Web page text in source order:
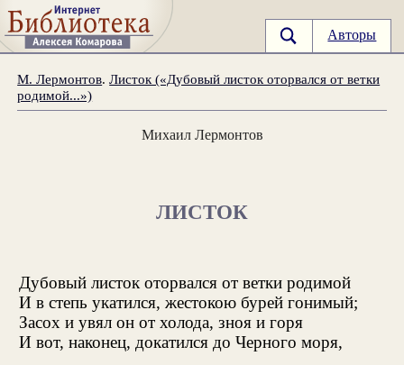
Авторы
М. Лермонтов.Листок («Дубовый листок оторвался от ветки
родимой...»)
Михаил Лермонтов
ЛИСТОК
Дубовый листок оторвался от ветки родимой
И в степь укатился, жестокою бурей гонимый;
Засох и увял он от холода, зноя и горя
И вот, наконец, докатился до Черного моря,